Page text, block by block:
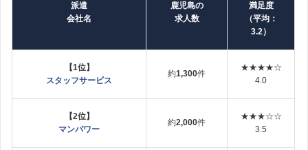
派遣
会社名
鹿児島の
求人数
満足度
（平均：
3.2）
【1位】
スタッフサービス
約1,300件
★★★★☆
4.0
【2位】
マンパワー
約2,000件
★★★☆☆
3.5